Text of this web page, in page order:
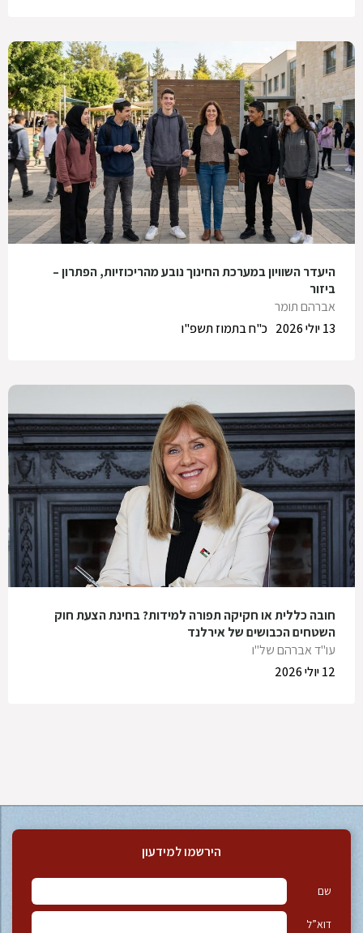
היעדר השוויון במערכת החינוך נובע מהריכוזיות, הפתרון –
ביזור
אברהם תומר
כ"ח בתמוז תשפ"ו
13 יולי 2026
חובה כללית או חקיקה תפורה למידות? בחינת הצעת חוק
השטחים הכבושים של אירלנד
עו"ד אברהם של"ו
12 יולי 2026
הירשמו למידעון
שם
דוא”ל